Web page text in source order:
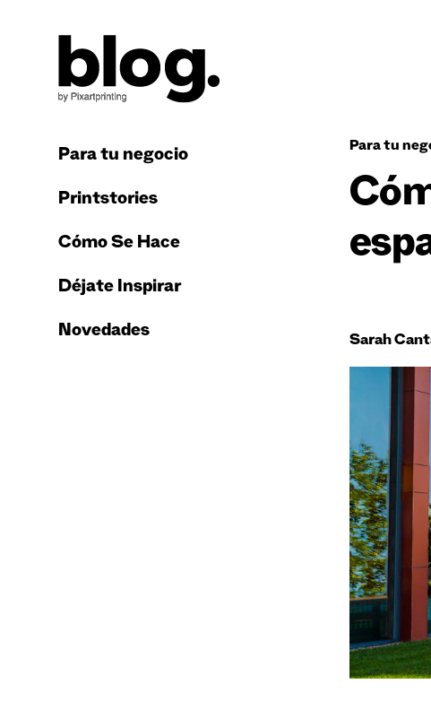
Para tu negocio
Printstories
Cómo Se Hace
Déjate Inspirar
Novedades
Para tu
Sarah